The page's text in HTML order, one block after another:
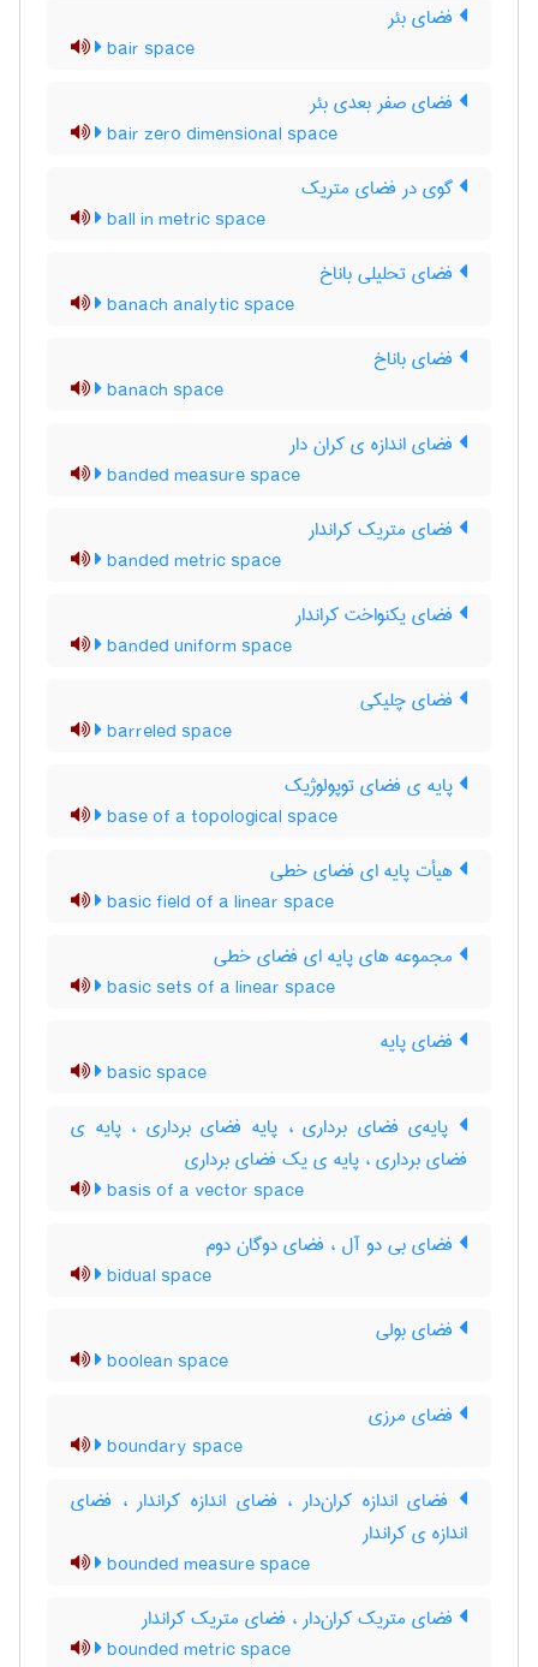
فضای بئر
bair space
فضای صفر بعدی بئر
bair zero dimensional space
گوی در فضای متریک
ball in metric space
فضای تحلیلی باناخ
banach analytic space
فضای باناخ
banach space
فضای اندازه ی کران دار
banded measure space
فضای متریک کراندار
banded metric space
فضای یکنواخت کراندار
banded uniform space
فضای چلیکی
barreled space
پایه ی فضای توپولوژیک
base of a topological space
هیأت پایه ای فضای خطی
basic field of a linear space
مجموعه های پایه ای فضای خطی
basic sets of a linear space
فضای پایه
basic space
پایه‌ی فضای برداری ، پایه فضای برداری ، پایه ی
فضای برداری ، پایه ی یک فضای برداری
basis of a vector space
فضای بی دو آل ، فضای دوگان دوم
bidual space
فضای بولی
boolean space
فضای مرزی
boundary space
فضای اندازه کران‌دار ، فضای اندازه کراندار ، فضای
اندازه ی کراندار
bounded measure space
فضای متریک کران‌دار ، فضای متریک کراندار
bounded metric space